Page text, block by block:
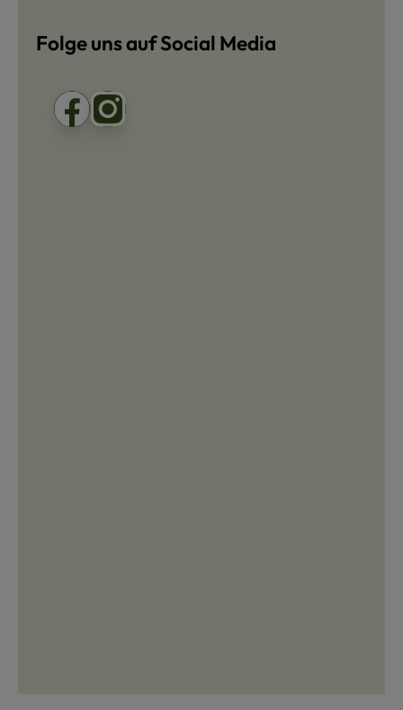
Folge uns auf Social Media